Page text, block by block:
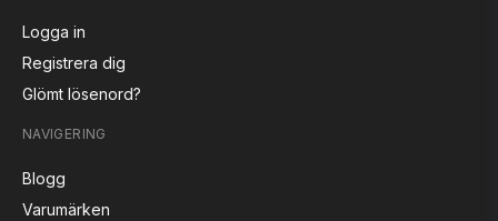
Logga in
Registrera dig
Glömt lösenord?
NAVIGERING
Blogg
Varumärken